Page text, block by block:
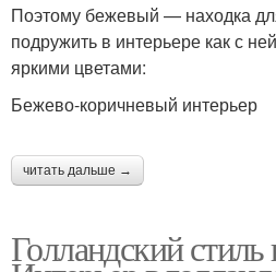
Поэтому бежевый — находка
подружить в интерьере как с
яркими цветами:
Бежево-коричневый интерьер
читать дальше →
Голландский стиль